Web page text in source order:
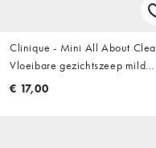
Clinique - Mini All About
Vloeibare gezichtszeep mild
30ml
€ 17,00